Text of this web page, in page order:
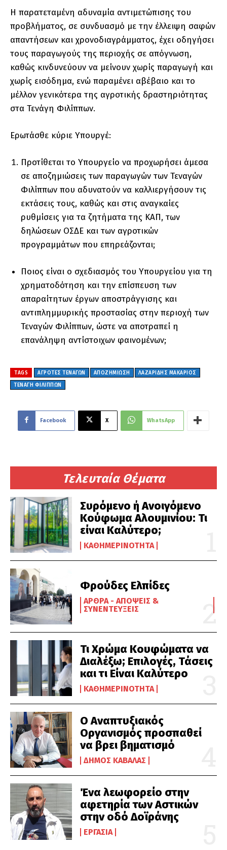
Τελευταία Θέματα
Συρόμενο ή Ανοιγόμενο
Κούφωμα Αλουμινίου: Τι
είναι Καλύτερο;
ΚΑΘΗΜΕΡΙΝΌΤΗΤΑ
Φρούδες Ελπίδες
ΆΡΘΡΑ - ΑΠΌΨΕΙΣ &
ΣΥΝΕΝΤΕΎΞΕΙΣ
Τι Χρώμα Κουφώματα να
Διαλέξω; Επιλογές, Τάσεις
και τι Είναι Καλύτερο
ΚΑΘΗΜΕΡΙΝΌΤΗΤΑ
Ο Αναπτυξιακός
Οργανισμός προσπαθεί
να βρει βηματισμό
ΔΉΜΟΣ ΚΑΒΆΛΑΣ
Ένα λεωφορείο στην
αφετηρία των Αστικών
στην οδό Δοϊράνης
ΕΡΓΑΣΊΑ
Η παρατεταμένη αδυναμία αντιμετώπισης του
προβλήματος, σε συνδυασμό με την έλλειψη σαφών
απαντήσεων και χρονοδιαγράμματος, έχει οδηγήσει
τους παραγωγούς της περιοχής σε απόγνωση,
καθώς κινδυνεύουν να μείνουν χωρίς παραγωγή και
χωρίς εισόδημα, ενώ παραμένει αβέβαιο και το
μέλλον γενικότερα της αγροτικής δραστηριότητας
στα Τενάγη Φιλίππων.
Ερωτάσθε κύριε Υπουργέ:
Προτίθεται το Υπουργείο να προχωρήσει άμεσα
σε αποζημιώσεις των παραγωγών των Τεναγών
Φιλίππων που αδυνατούν να καλλιεργήσουν τις
εκτάσεις τους, καθώς και στις αναγκαίες
ρυθμίσεις για τα ζητήματα της ΚΑΠ, των
δηλώσεων ΟΣΔΕ και των αγροτικών
προγραμμάτων που επηρεάζονται;
Ποιος είναι ο σχεδιασμός του Υπουργείου για τη
χρηματοδότηση και την επίσπευση των
απαραίτητων έργων αποστράγγισης και
αντιπλημμυρικής προστασίας στην περιοχή των
Τεναγών Φιλίππων, ώστε να αποτραπεί η
επανάληψη αντίστοιχων φαινομένων;
TAGS ΑΓΡΟΤΕΣ ΤΕΝΑΓΩΝ ΑΠΟΖΗΜΙΩΣΗ
ΛΑΖΑΡΙΔΗΣ ΜΑΚΑΡΙΟΣ
ΤΕΝΑΓΗ ΦΙΛΙΠΠΩΝ
Facebook X WhatsApp